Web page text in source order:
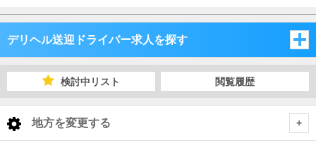
デリヘル送迎ドライバー求人を探す
沖縄県
検討中リスト 閲覧履歴
地方を変更する